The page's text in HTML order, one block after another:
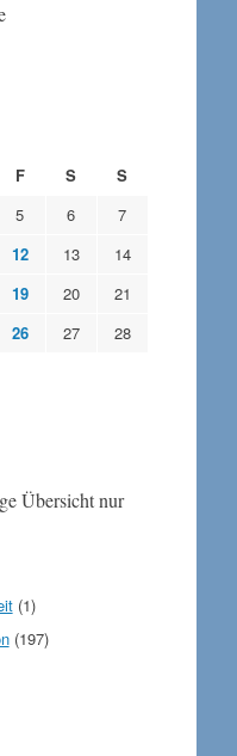
F S
S
5 6
7
12 13
14
19 20
21
26 27
28
Übersicht nur
(1)
(197)